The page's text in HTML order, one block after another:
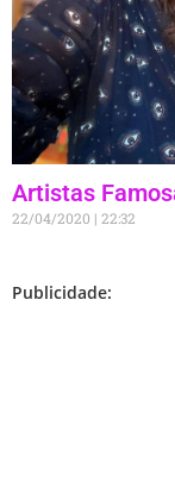
Artistas
22/04/2020 22:32
Publicidade: